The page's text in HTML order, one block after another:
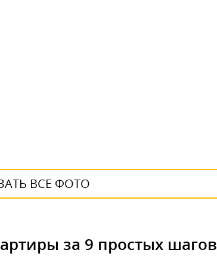
ВСЕ ФОТО
за 9 простых шагов